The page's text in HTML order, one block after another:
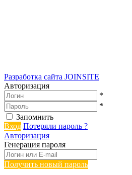
Разработка сайта JOINSITE
Авторизация
*
*
Запомнить
Вход Потеряли пароль ?
Авторизация
Генерация пароля
Получить новый пароль